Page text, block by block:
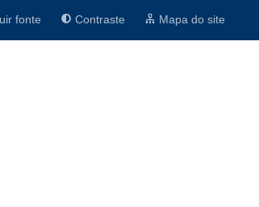
fonte Contraste Mapa do site